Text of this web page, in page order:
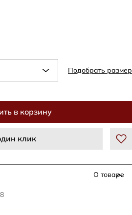
Подобрать размер
в корзину
клик
О товаре